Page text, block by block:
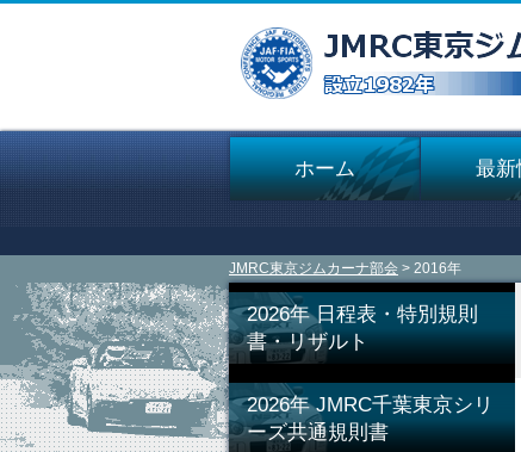
ホーム 最新
JMRC東京ジムカーナ部会 > 2016年
2026年 日程表・特別規則
書・リザルト
2026年 JMRC千葉東京シリ
ーズ共通規則書